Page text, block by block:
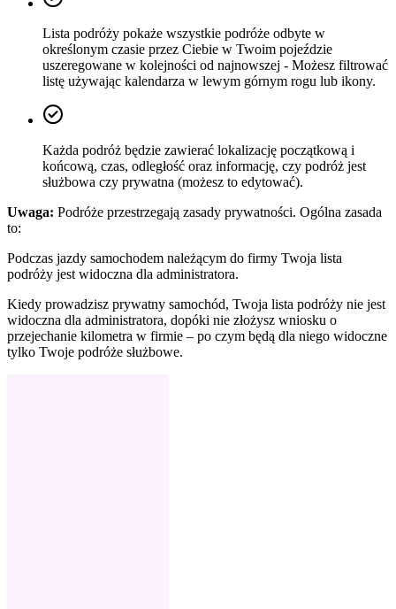
Lista podróży pokaże wszystkie podróże odbyte w
określonym czasie przez Ciebie w Twoim pojeździe
uszeregowane w kolejności od najnowszej - Możesz filtrować
listę używając kalendarza w lewym górnym rogu lub ikony.
Każda podróż będzie zawierać lokalizację początkową i
końcową, czas, odległość oraz informację, czy podróż jest
służbowa czy prywatna (możesz to edytować).
Uwaga: Podróże przestrzegają zasady prywatności. Ogólna zasada
to:
Podczas jazdy samochodem należącym do firmy Twoja lista
podróży jest widoczna dla administratora.
Kiedy prowadzisz prywatny samochód, Twoja lista podróży nie jest
widoczna dla administratora, dopóki nie złożysz wniosku o
przejechanie kilometra w firmie – po czym będą dla niego widoczne
tylko Twoje podróże służbowe.